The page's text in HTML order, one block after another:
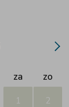
za zo
1 2